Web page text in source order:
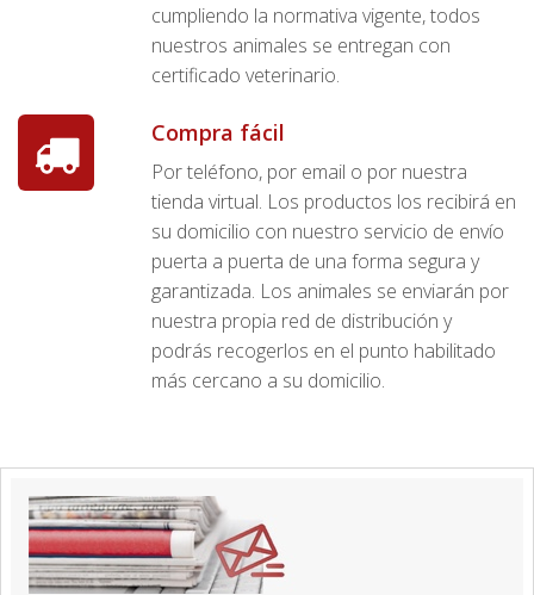
cumpliendo la normativa vigente, todos
nuestros animales se entregan con
certificado veterinario.
Compra fácil
Por teléfono, por email o por nuestra
tienda virtual. Los productos los recibirá en
su domicilio con nuestro servicio de envío
puerta a puerta de una forma segura y
garantizada. Los animales se enviarán por
nuestra propia red de distribución y
podrás recogerlos en el punto habilitado
más cercano a su domicilio.